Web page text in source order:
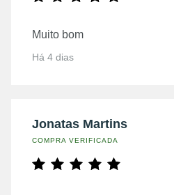
Muito bom
Há 4 dias
Jonatas Martins
COMPRA VERIFICADA